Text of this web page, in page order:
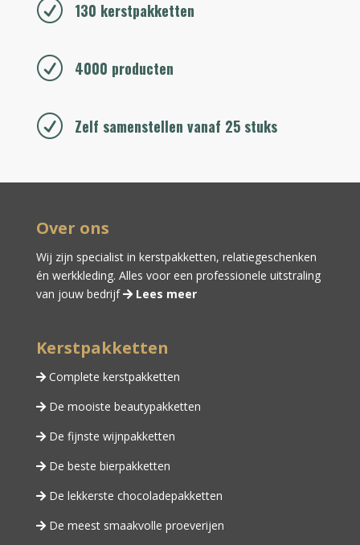
R 130 kerstpakketten
R 4000 producten
R Zelf samenstellen vanaf 25 stuks
Over ons
Wij zijn specialist in kerstpakketten, relatiegeschenken
én werkkleding. Alles voor een professionele uitstraling
van jouw bedrijf
Lees meer
Kerstpakketten
Complete kerstpakketten
De mooiste beautypakketten
De fijnste wijnpakketten
De beste bierpakketten
De lekkerste chocoladepakketten
De meest smaakvolle proeverijen